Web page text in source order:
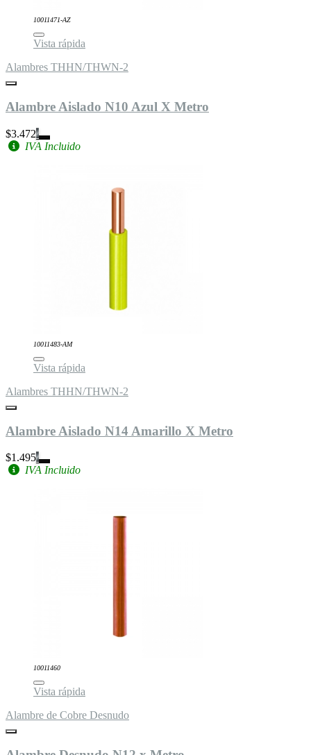
10011471-AZ
Vista rápida
Alambres THHN/THWN-2
Alambre Aislado N10 Azul X Metro
$3.472
IVA Incluido
10011483-AM
Vista rápida
Alambres THHN/THWN-2
Alambre Aislado N14 Amarillo X Metro
$1.495
IVA Incluido
10011460
Vista rápida
Alambre de Cobre Desnudo